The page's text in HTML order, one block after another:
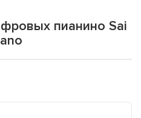
пианино Sai